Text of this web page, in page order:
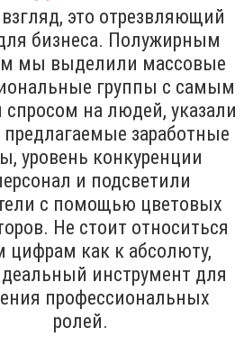
это отрезвляющий
бизнеса. Полужирным
мы выделили массовые
группы с самым
на людей, указали
предлагаемые заработные
уровень конкуренции
и подсветили
с помощью цветовых
Не стоит относиться
цифрам как к абсолюту,
инструмент для
профессиональных
ролей.